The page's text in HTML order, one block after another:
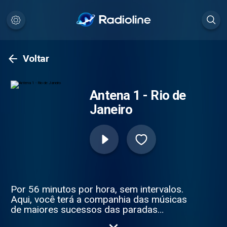
Voltar
Antena 1 - Rio de
Janeiro
Por 56 minutos por hora, sem intervalos.
Aqui, você terá a companhia das músicas
de maiores sucessos das paradas